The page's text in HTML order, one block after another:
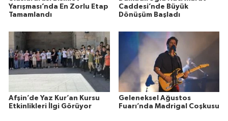
Yarışması’nda En Zorlu Etap
Tamamlandı
Caddesi’nde Büyük
Dönüşüm Başladı
Afşin’de Yaz Kur’an Kursu
Etkinlikleri İlgi Görüyor
Geleneksel Ağustos
Fuarı’nda Madrigal Coşkusu